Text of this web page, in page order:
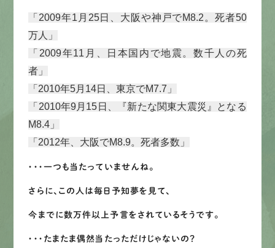
「2009年1月25日、大阪や神戸でM8.2。死者50
万人」
「2009年11月、日本国内で地震。数千人の死
者」
「2010年5月14日、東京でM7.7」
「2010年9月15日、『新たな関東大震災』となる
M8.4」
「2012年、大阪でM8.9。死者多数」
・・・一つも当たっていませんね。
さらに、この人は毎日予知夢を見て、
今までに数万件以上予言をされているそうです。
・・・たまたま偶然当たっただけじゃないの？